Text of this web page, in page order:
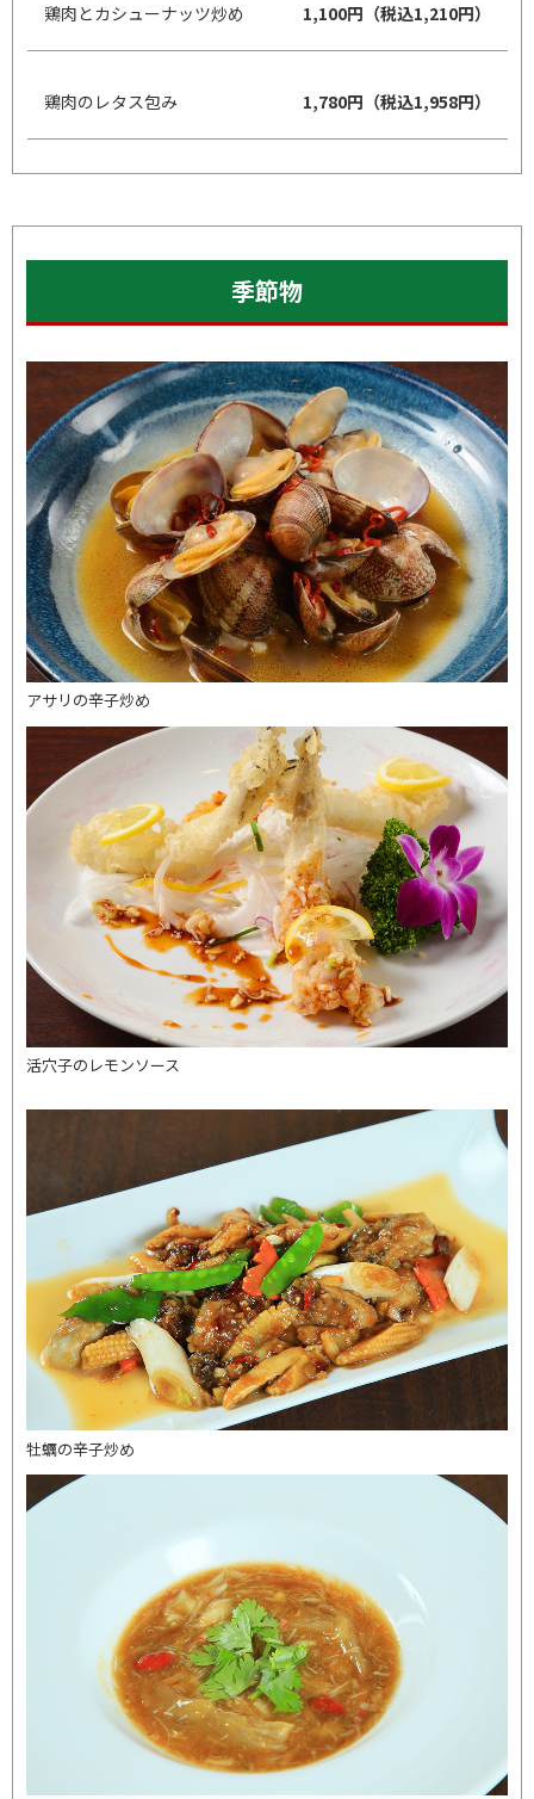
鶏肉とカシューナッツ炒め 1,100円（税込1,210円）
鶏肉のレタス包み 1,780円（税込1,958円）
季節物
アサリの辛子炒め
活穴子のレモンソース
牡蠣の辛子炒め